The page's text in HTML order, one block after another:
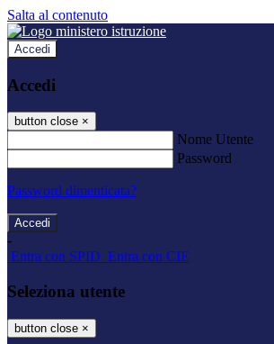
Salta al contenuto
Accedi
Accedi
button close ×
Nome Utente
Password
Password dimenticata?
-
Entra con SPID Entra con CIE
Seleziona utente
button close ×